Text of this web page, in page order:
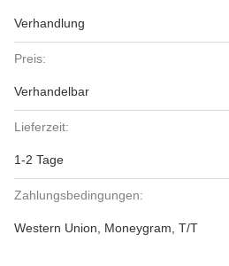
Verhandlung
Preis:
Verhandelbar
Lieferzeit:
1-2 Tage
Zahlungsbedingungen:
Western Union, Moneygram, T/T